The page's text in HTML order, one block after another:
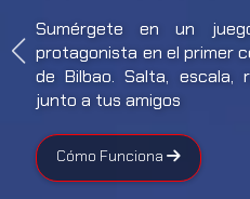
Sumérgete en un
protagonista en el primer
de Bilbao. Salta, escala,
junto a tus amigos
Cómo Funciona